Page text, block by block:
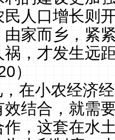
民人口增长则
由家而乡，紧
祸，才发生远
）
在小农经济
效结合，就需
作，这套在水